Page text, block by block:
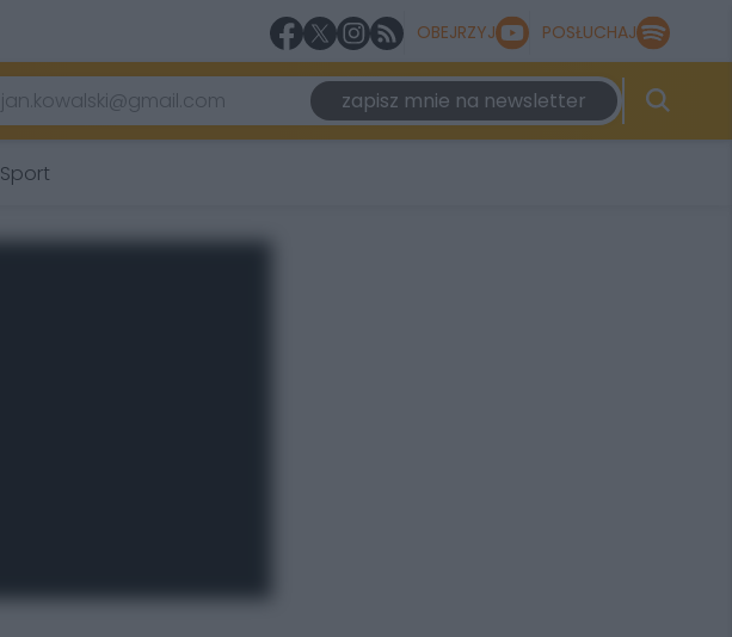
OBEJRZYJ POSŁUCHAJ
zapisz mnie na newsletter
Sport